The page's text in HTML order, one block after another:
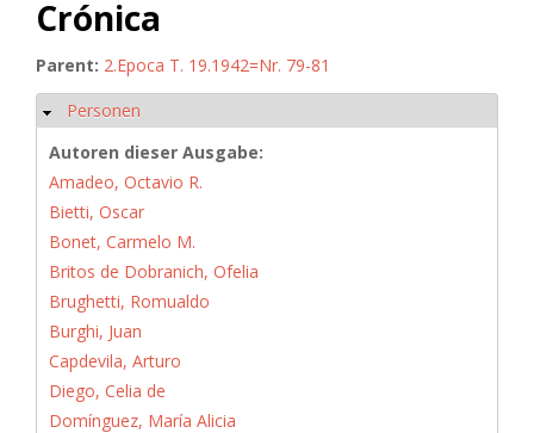
Crónica
Parent: 2.Epoca T. 19.1942=Nr. 79-81
Hide
Personen
Autoren dieser Ausgabe:
Amadeo, Octavio R.
Bietti, Oscar
Bonet, Carmelo M.
Britos de Dobranich, Ofelia
Brughetti, Romualdo
Burghi, Juan
Capdevila, Arturo
Diego, Celia de
Domínguez, María Alicia